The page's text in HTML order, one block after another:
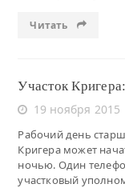
Читать
Участок
19 ноября 2015
Рабочий день
Кригера может
ночью. Один
участковый